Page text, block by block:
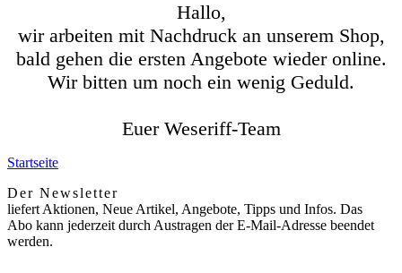
Hallo,
wir arbeiten mit Nachdruck an unserem Shop,
bald gehen die ersten Angebote wieder online.
Wir bitten um noch ein wenig Geduld.
Euer Weseriff-Team
Startseite
Der Newsletter
liefert Aktionen, Neue Artikel, Angebote, Tipps und Infos. Das
Abo kann jederzeit durch Austragen der E-Mail-Adresse beendet
werden.